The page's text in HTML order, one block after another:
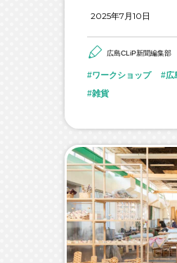
2025年7月10日
広島CLiP新聞編集部
ワークショップ 広
雑貨